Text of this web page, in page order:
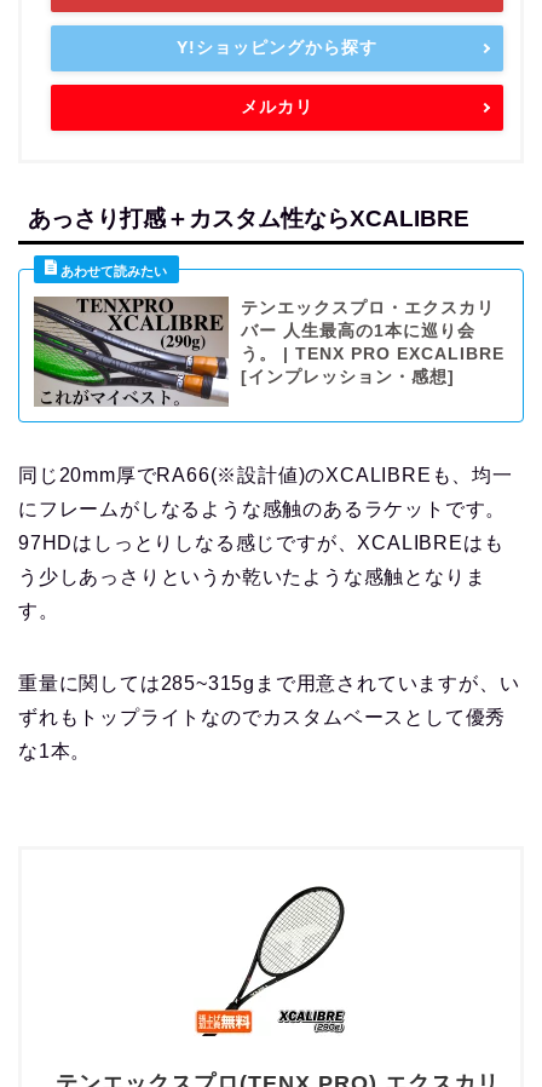
Y!ショッピングから探す
メルカリ
あっさり打感＋カスタム性ならXCALIBRE
テンエックスプロ・エクスカリ
バー 人生最高の1本に巡り会
う。 | TENX PRO EXCALIBRE
[インプレッション・感想]
同じ20mm厚でRA66(※設計値)のXCALIBREも、均一
にフレームがしなるような感触のあるラケットです。
97HDはしっとりしなる感じですが、XCALIBREはも
う少しあっさりというか乾いたような感触となりま
す。
重量に関しては285~315gまで用意されていますが、い
ずれもトップライトなのでカスタムベースとして優秀
な1本。